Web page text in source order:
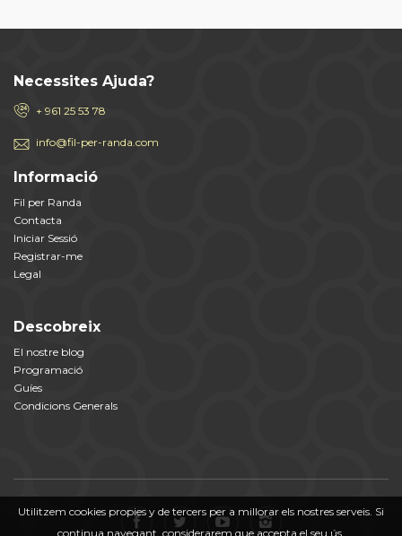
Utilitzem cookies propies y de tercers per a millorar els nostres serveis. Si
continua navegant, considerarem que accepta el seu ús.
Necessites Ajuda?
+ 961 25 53 78
info@fil-per-randa.com
Informació
Fil per Randa
Contacta
Iniciar Sessió
Registrar-me
Legal
Descobreix
El nostre blog
Programació
Guíes
Condicions Generals